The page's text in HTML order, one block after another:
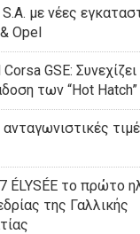
με νέες
Opel
GSE:
των “Hot Hatch”
ÉLYSÉE το πρώτο
της Γαλλικής